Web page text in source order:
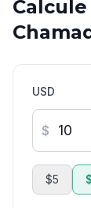
Calcule
USD
$
$5